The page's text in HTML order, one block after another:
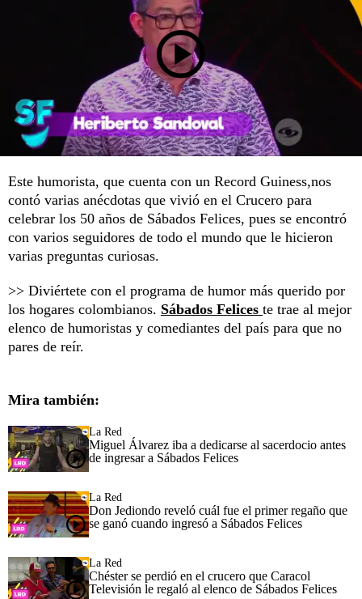
Este humorista, que cuenta con un Record Guiness,nos
contó varias anécdotas que vivió en el Crucero para
celebrar los 50 años de Sábados Felices, pues se encontró
con varios seguidores de todo el mundo que le hicieron
varias preguntas curiosas.
>> Diviértete con el programa de humor más querido por
los hogares colombianos. Sábados Felices te trae al mejor
elenco de humoristas y comediantes del país para que no
pares de reír.
Mira también:
La Red
Miguel Álvarez iba a dedicarse al sacerdocio antes
de ingresar a Sábados Felices
La Red
Don Jediondo reveló cuál fue el primer regaño que
se ganó cuando ingresó a Sábados Felices
La Red
Chéster se perdió en el crucero que Caracol
Televisión le regaló al elenco de Sábados Felices